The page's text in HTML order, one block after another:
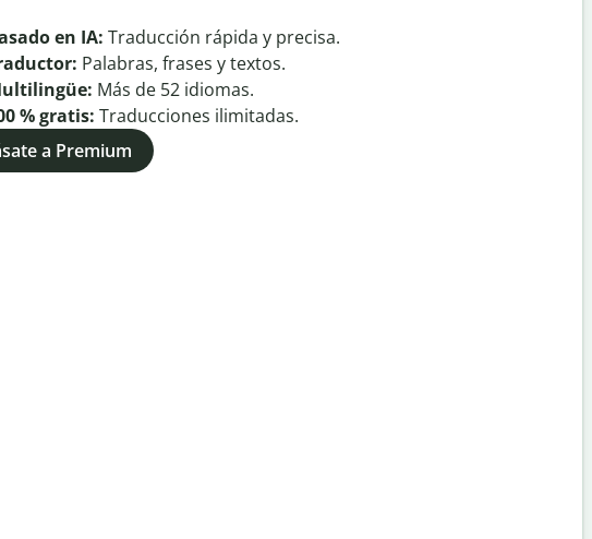
en IA: Traducción rápida y precisa.
Palabras, frases y textos.
Más de 52 idiomas.
% gratis: Traducciones ilimitadas.
a Premium